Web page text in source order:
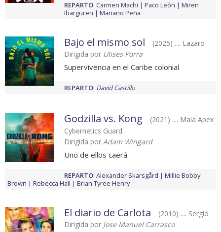
REPARTO: Carmen Machi Paco León
Miren
Ibarguren
Mariano Peña
Bajo el mismo sol
(2025) .... Lazaro
Dirigida por Ulises Porra
Supervivencia en el Caribe colonial
REPARTO: David Castillo
Godzilla vs. Kong
(2021) .... Maia Apex
Cybernetics Guard
Dirigida por Adam Wingard
Uno de ellos caerá
REPARTO: Alexander Skarsgård
Millie Bobby
Brown
Rebecca Hall Brian Tyree Henry
El diario de Carlota
(2010) .... Sergio
Dirigida por Jose Manuel Carrasco